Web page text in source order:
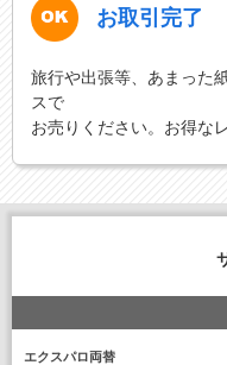
お取引完了
旅行や出張等、あまった
スで
お売りください。お得な
エクスパロ両替